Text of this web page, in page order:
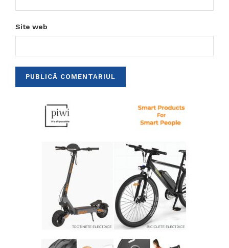
Site web